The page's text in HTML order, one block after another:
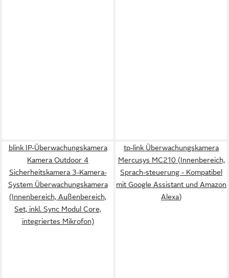
blink IP-Überwachungskamera
Kamera Outdoor 4
Sicherheitskamera 3-Kamera-
System Überwachungskamera
(Innenbereich, Außenbereich,
Set, inkl. Sync Modul Core,
integriertes Mikrofon)
tp-link Überwachungskamera
Mercusys MC210 (Innenbereich,
Sprach-steuerung - Kompatibel
mit Google Assistant und Amazon
Alexa)